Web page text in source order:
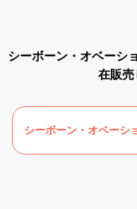
シーボーン・オベーシ
在販
シーボーン・オベーシ